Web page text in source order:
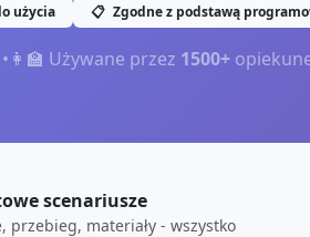
użycia 📋 Zgodne z podstawą
• 👩‍🏫 Używane przez 1500+
scenariusze
przebieg, materiały - wszystko